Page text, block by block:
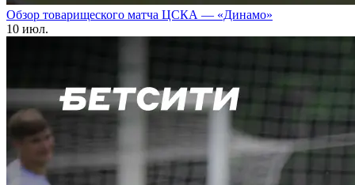
Обзор товарищеского матча ЦСКА — «Динамо»
10 июл.